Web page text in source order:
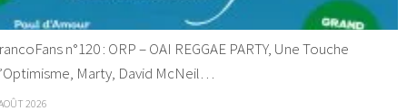
n°120 : ORP – OAI REGGAE PARTY, Une Touche
Marty, David McNeil…
2026